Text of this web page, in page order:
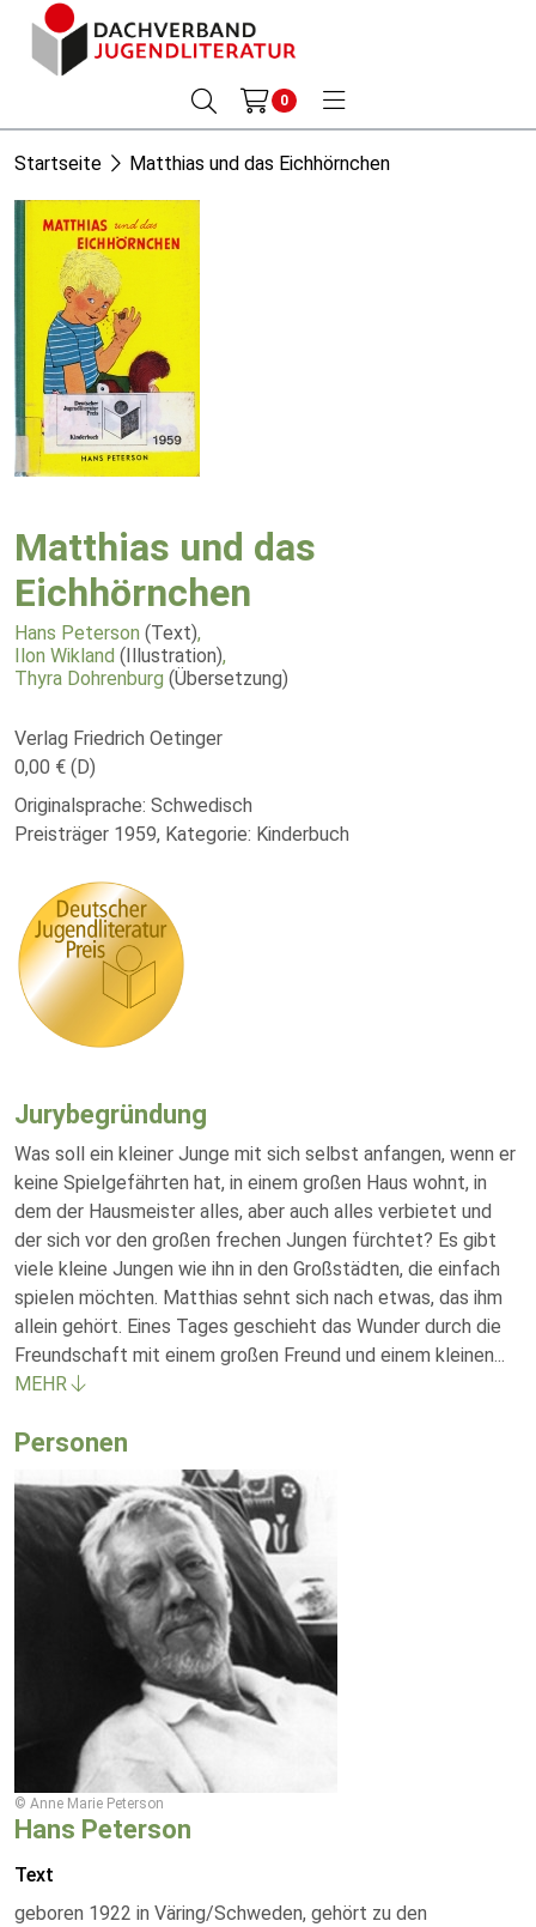
0
Startseite Matthias und das Eichhörnchen
Matthias und das
Eichhörnchen
Hans Peterson (Text),
Ilon Wikland (Illustration),
Thyra Dohrenburg (Übersetzung)
Verlag Friedrich Oetinger
0,00 € (D)
Originalsprache: Schwedisch
Preisträger 1959, Kategorie: Kinderbuch
Jurybegründung
Was soll ein kleiner Junge mit sich selbst anfangen, wenn er
keine Spielgefährten hat, in einem großen Haus wohnt, in
dem der Hausmeister alles, aber auch alles verbietet und
der sich vor den großen frechen Jungen fürchtet? Es gibt
viele kleine Jungen wie ihn in den Großstädten, die einfach
spielen möchten. Matthias sehnt sich nach etwas, das ihm
allein gehört. Eines Tages geschieht das Wunder durch die
Freundschaft mit einem großen Freund und einem kleinen...
MEHR
Personen
© Anne Marie Peterson
Hans Peterson
Text
geboren 1922 in Väring/Schweden, gehört zu den